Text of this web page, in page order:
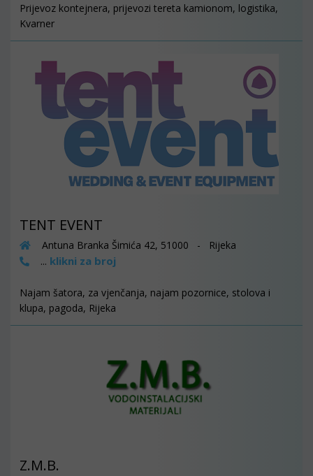
Prijevoz kontejnera, prijevozi tereta kamionom, logistika,
Kvarner
TENT EVENT
Antuna Branka Šimića 42, 51000 - Rijeka
... klikni za broj
Najam šatora, za vjenčanja, najam pozornice, stolova i
klupa, pagoda, Rijeka
Z.M.B.